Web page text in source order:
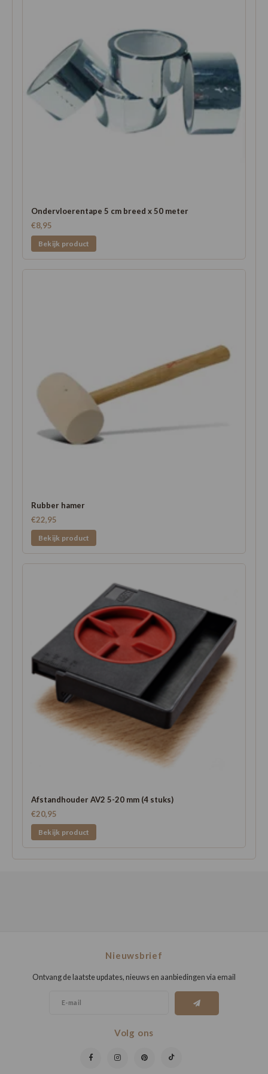
Ondervloerentape 5 cm breed x 50 meter
€8,95
Bekijk product
Rubber hamer
€22,95
Bekijk product
Afstandhouder AV2 5-20 mm (4 stuks)
€20,95
Bekijk product
Nieuwsbrief
Ontvang de laatste updates, nieuws en aanbiedingen via email
Volg ons